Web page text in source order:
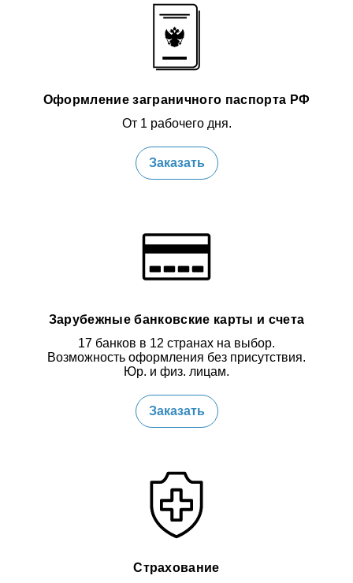
Оформление заграничного паспорта РФ
От 1 рабочего дня.
Заказать
Зарубежные банковские карты и счета
17 банков в 12 странах на выбор.
Возможность оформления без присутствия.
Юр. и физ. лицам.
Заказать
Страхование